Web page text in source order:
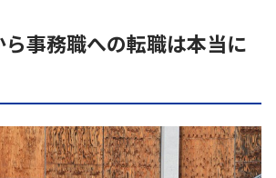
事務職への転職は本当に